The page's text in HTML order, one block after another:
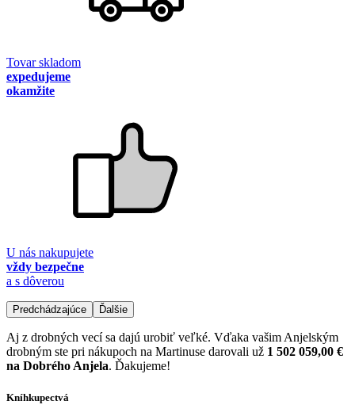
Tovar skladom
expedujeme
okamžite
U nás nakupujete
vždy bezpečne
a s dôverou
Predchádzajúce Ďalšie
Aj z drobných vecí sa dajú urobiť veľké. Vďaka vašim Anjelským
drobným ste pri nákupoch na Martinuse darovali už 1 502 059,00 €
na Dobrého Anjela. Ďakujeme!
Kníhkupectvá